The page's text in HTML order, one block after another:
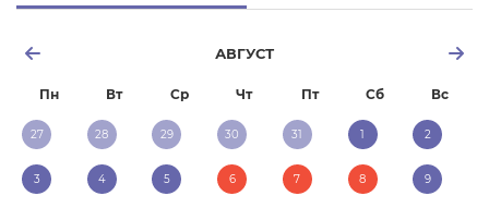
АВГУСТ
Пн Вт Ср Чт Пт Сб Вс
27 28 29 30 31 1 2
3 4 5 6 7 8 9